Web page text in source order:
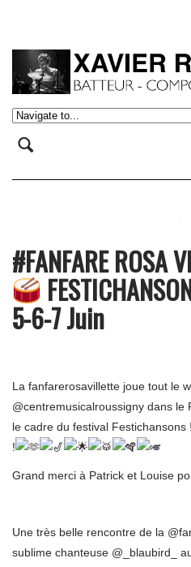
#FANFARE ROSA
5-6-7 Juin
La fanfarerosavillette joue tout le
@centremusicalroussigny dans le
le cadre du festival
!
Grand merci à Patrick et Louise
Une très belle rencontre de la
sublime chanteuse @_blaubird_